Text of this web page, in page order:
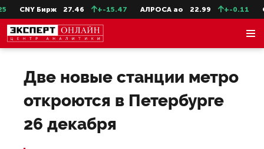
CNY Бирж 27.46 +-15.47 АЛРОСА ао 22.99 +-0.11
Две новые станции метро
откроются в Петербурге
26 декабря